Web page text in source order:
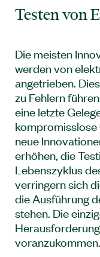
Testen von
Die meisten
werden von
angetrieben.
zu Fehlern
eine letzte
kompromisslose
neue
erhöhen, die
Lebenszyklus
verringern sich
die Ausführung
stehen. Die
voranzukommen.